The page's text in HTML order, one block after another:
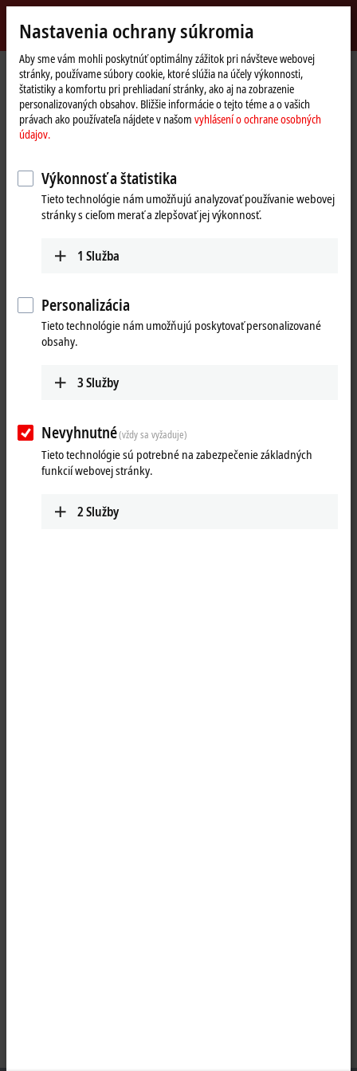
Beckhoff
-
New
Automation
Technology
myBeckhoff
Domovská
stránka
Products I/O I/O news
I/O news
Nastavenia ochrany súkromia
Aby sme vám mohli poskytnúť optimálny zážitok pri návšteve webovej
stránky, používame súbory cookie, ktoré slúžia na účely výkonnosti,
štatistiky a komfortu pri prehliadaní stránky, ako aj na zobrazenie
personalizovaných obsahov. Bližšie informácie o tejto téme a o vašich
právach ako používateľa nájdete v našom vyhlásení o ochrane osobných
údajov.
Výkonnosť a štatistika
Tieto technológie nám umožňujú analyzovať používanie webovej
stránky s cieľom merať a zlepšovať jej výkonnosť.
1 Služba
Personalizácia
Tieto technológie nám umožňujú poskytovať personalizované
obsahy.
3Služby
Nevyhnutné(vždy sa vyžaduje)
Tieto technológie sú potrebné na zabezpečenie základných
funkcií webovej stránky.
2Služby